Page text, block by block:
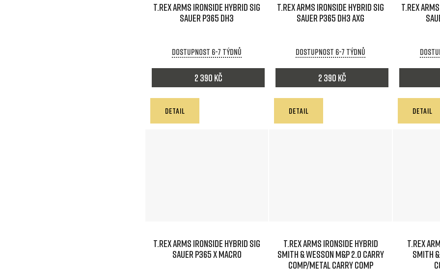
T.REX ARMS IRONSIDE HYBRID SIG
SAUER P365 DH3
Dostupnost 6-7 týdnů
2 390 Kč
DETAIL
T.REX ARMS IRONSIDE HYBRID SIG
SAUER P365 DH3 AXG
Dostupnost 6-7 týdnů
2 390 Kč
DETAIL
T.REX
DETAIL
T.REX ARMS IRONSIDE HYBRID SIG
SAUER P365 X MACRO
T.REX ARMS IRONSIDE HYBRID
Smith & Wesson M&P 2.0 Carry
comp/Metal carry comp
T.REX
Smith